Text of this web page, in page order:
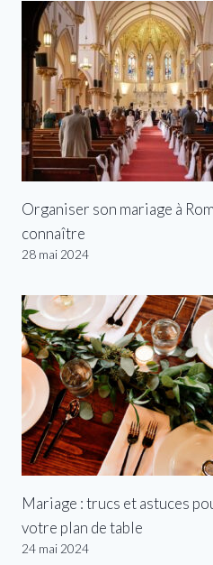
Organiser son mariage à
connaître
28 mai 2024
Mariage : trucs et astuces
votre plan de table
24 mai 2024